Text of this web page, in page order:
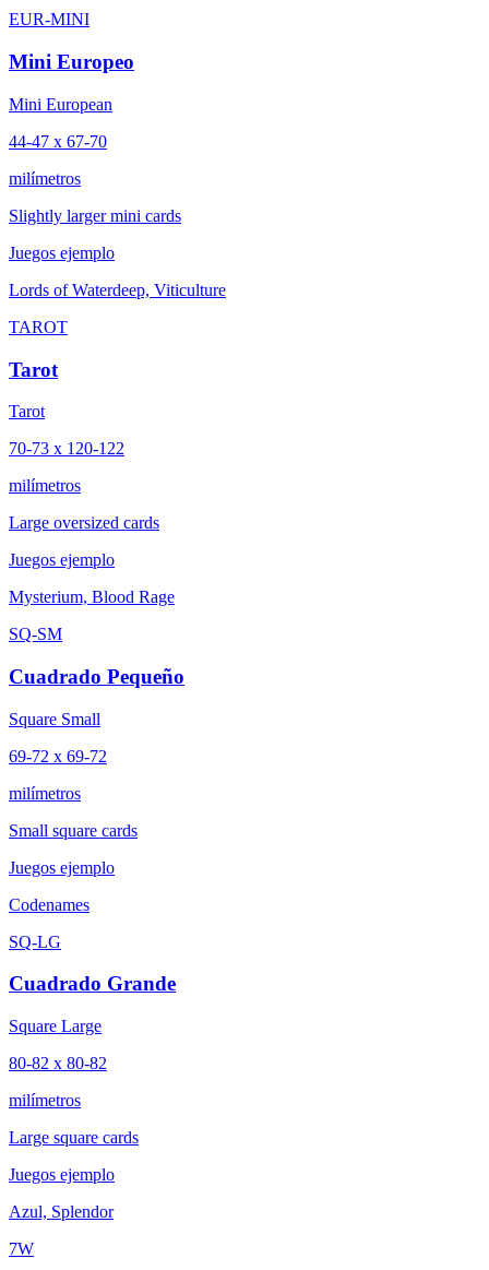
EUR-MINI
Mini Europeo
Mini European
44-47 x 67-70
milímetros
Slightly larger mini cards
Juegos ejemplo
Lords of Waterdeep, Viticulture
TAROT
Tarot
Tarot
70-73 x 120-122
milímetros
Large oversized cards
Juegos ejemplo
Mysterium, Blood Rage
SQ-SM
Cuadrado Pequeño
Square Small
69-72 x 69-72
milímetros
Small square cards
Juegos ejemplo
Codenames
SQ-LG
Cuadrado Grande
Square Large
80-82 x 80-82
milímetros
Large square cards
Juegos ejemplo
Azul, Splendor
7W